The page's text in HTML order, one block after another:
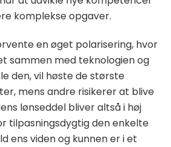
komplekse opgaver.
en øget polarisering, hvor
sammen med teknologien og
den, vil høste de største
mens andre risikerer at blive
lønseddel bliver altså i høj
tilpasningsdygtig den enkelte
ens viden og kunnen er i et